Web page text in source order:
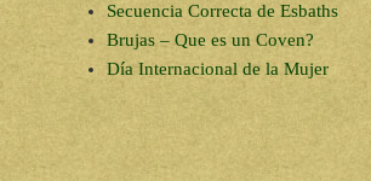
Secuencia Correcta de Esbaths
Brujas – Que es un Coven?
Día Internacional de la Mujer